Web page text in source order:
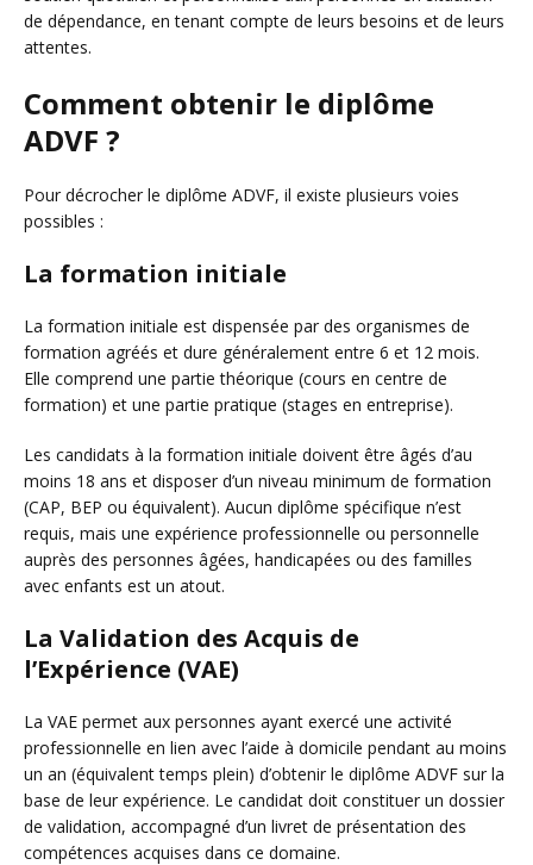
de dépendance, en tenant compte de leurs besoins et de leurs
attentes.
Comment obtenir le diplôme
ADVF ?
Pour décrocher le diplôme ADVF, il existe plusieurs voies
possibles :
La formation initiale
La formation initiale est dispensée par des organismes de
formation agréés et dure généralement entre 6 et 12 mois.
Elle comprend une partie théorique (cours en centre de
formation) et une partie pratique (stages en entreprise).
Les candidats à la formation initiale doivent être âgés d’au
moins 18 ans et disposer d’un niveau minimum de formation
(CAP, BEP ou équivalent). Aucun diplôme spécifique n’est
requis, mais une expérience professionnelle ou personnelle
auprès des personnes âgées, handicapées ou des familles
avec enfants est un atout.
La Validation des Acquis de
l’Expérience (VAE)
La VAE permet aux personnes ayant exercé une activité
professionnelle en lien avec l’aide à domicile pendant au moins
un an (équivalent temps plein) d’obtenir le diplôme ADVF sur la
base de leur expérience. Le candidat doit constituer un dossier
de validation, accompagné d’un livret de présentation des
compétences acquises dans ce domaine.